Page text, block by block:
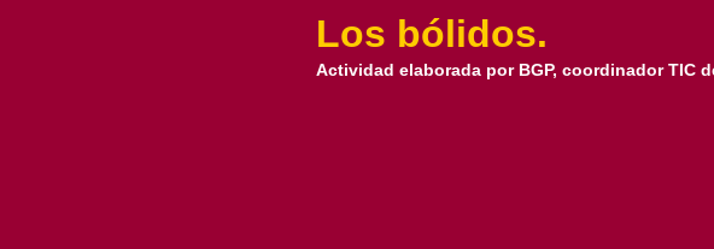
Los bólidos.
Actividad elaborada por BGP, coordinador TIC